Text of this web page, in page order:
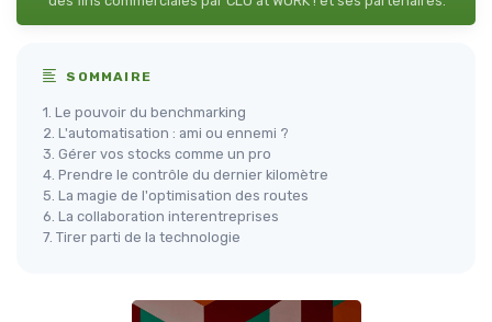
SOMMAIRE
1. Le pouvoir du benchmarking
2. L'automatisation : ami ou ennemi ?
3. Gérer vos stocks comme un pro
4. Prendre le contrôle du dernier kilomètre
5. La magie de l'optimisation des routes
6. La collaboration interentreprises
7. Tirer parti de la technologie